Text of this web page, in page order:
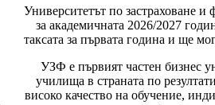
Университетът по застраховане
за академичната 2026/2027
таксата за първата година и ще
УЗФ е първият частен бизнес
училища в страната по
високо качество на обучение,